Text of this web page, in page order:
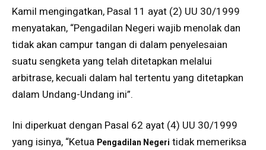
Kamil mengingatkan, Pasal 11 ayat (2) UU 30/1999
menyatakan, “Pengadilan Negeri wajib menolak dan
tidak akan campur tangan di dalam penyelesaian
suatu sengketa yang telah ditetapkan melalui
arbitrase, kecuali dalam hal tertentu yang ditetapkan
dalam Undang-Undang ini”.
Ini diperkuat dengan Pasal 62 ayat (4) UU 30/1999
yang isinya, “Ketua Pengadilan Negeri tidak memeriksa